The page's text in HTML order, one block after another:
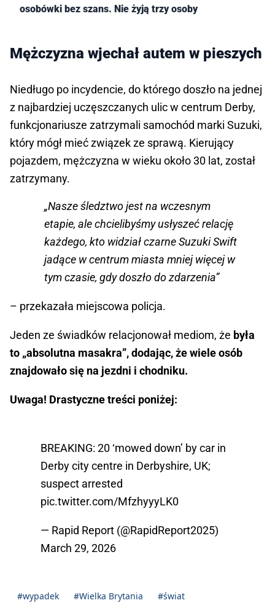
osobówki bez szans. Nie żyją trzy osoby
Mężczyzna wjechał autem w pieszych
Niedługo po incydencie, do którego doszło na jednej
z najbardziej uczęszczanych ulic w centrum Derby,
funkcjonariusze zatrzymali samochód marki Suzuki,
który mógł mieć związek ze sprawą. Kierujący
pojazdem, mężczyzna w wieku około 30 lat, został
zatrzymany.
„Nasze śledztwo jest na wczesnym
etapie, ale chcielibyśmy usłyszeć relację
każdego, kto widział czarne Suzuki Swift
jadące w centrum miasta mniej więcej w
tym czasie, gdy doszło do zdarzenia”
– przekazała miejscowa policja.
Jeden ze świadków relacjonował mediom, że była
to „absolutna masakra”, dodając, że wiele osób
znajdowało się na jezdni i chodniku.
Uwaga! Drastyczne treści poniżej:
BREAKING: 20 ‘mowed down’ by car in
Derby city centre in Derbyshire, UK;
suspect arrested
pic.twitter.com/MfzhyyyLK0
— Rapid Report (@RapidReport2025)
March 29, 2026
#wypadek #Wielka Brytania #świat